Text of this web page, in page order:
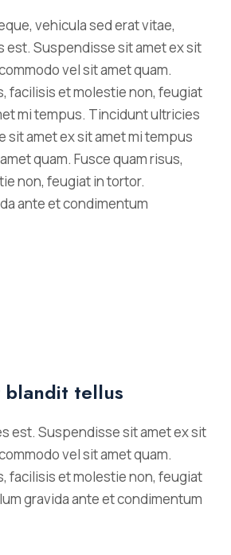
vehicula sed erat vitae,
Suspendisse sit amet ex sit
vel sit amet quam.
facilisis et molestie non, feugiat
mi tempus. Tincidunt ultricies
sit amet ex sit amet mi tempus
quam. Fusce quam risus,
non, feugiat in tortor.
ante et condimentum
blandit tellus
est. Suspendisse sit amet ex sit
vel sit amet quam.
facilisis et molestie non, feugiat
gravida ante et condimentum